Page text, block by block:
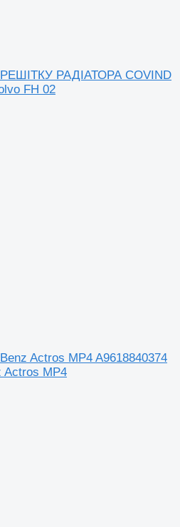
РАДІАТОРА COVIND
FH 02
Actros MP4 A9618840374
Actros MP4